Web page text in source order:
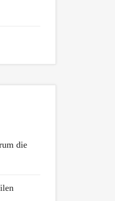
die